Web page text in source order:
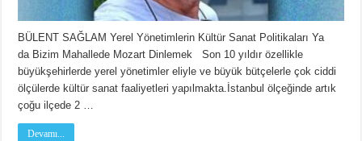
BÜLENT SAĞLAM Yerel Yönetimlerin Kültür Sanat Politikaları Ya
da Bizim Mahallede Mozart Dinlemek Son 10 yıldır özellikle
büyükşehirlerde yerel yönetimler eliyle ve büyük bütçelerle çok ciddi
ölçülerde kültür sanat faaliyetleri yapılmakta.İstanbul ölçeğinde artık
çoğu ilçede 2 …
Devamı...